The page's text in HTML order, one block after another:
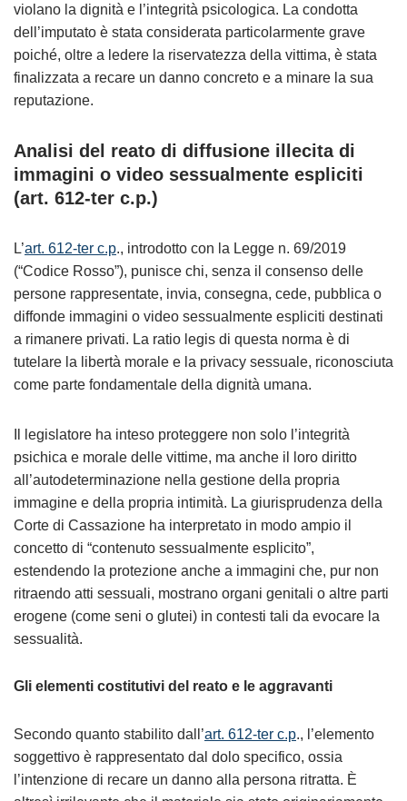
violano la dignità e l’integrità psicologica. La condotta
dell’imputato è stata considerata particolarmente grave
poiché, oltre a ledere la riservatezza della vittima, è stata
finalizzata a recare un danno concreto e a minare la sua
reputazione.
Analisi del reato di diffusione illecita di
immagini o video sessualmente espliciti
(art. 612-ter c.p.)
L’art. 612-ter c.p., introdotto con la Legge n. 69/2019
(“Codice Rosso”), punisce chi, senza il consenso delle
persone rappresentate, invia, consegna, cede, pubblica o
diffonde immagini o video sessualmente espliciti destinati
a rimanere privati. La ratio legis di questa norma è di
tutelare la libertà morale e la privacy sessuale, riconosciuta
come parte fondamentale della dignità umana.
Il legislatore ha inteso proteggere non solo l’integrità
psichica e morale delle vittime, ma anche il loro diritto
all’autodeterminazione nella gestione della propria
immagine e della propria intimità. La giurisprudenza della
Corte di Cassazione ha interpretato in modo ampio il
concetto di “contenuto sessualmente esplicito”,
estendendo la protezione anche a immagini che, pur non
ritraendo atti sessuali, mostrano organi genitali o altre parti
erogene (come seni o glutei) in contesti tali da evocare la
sessualità.
Gli elementi costitutivi del reato e le aggravanti
Secondo quanto stabilito dall’art. 612-ter c.p., l’elemento
soggettivo è rappresentato dal dolo specifico, ossia
l’intenzione di recare un danno alla persona ritratta. È